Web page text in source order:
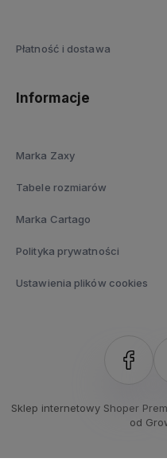
Płatność i dostawa
Informacje
Marka Zaxy
Tabele rozmiarów
Marka Cartago
Polityka prywatności
Ustawienia plików cookies
Sklep internetowy Shoper
od